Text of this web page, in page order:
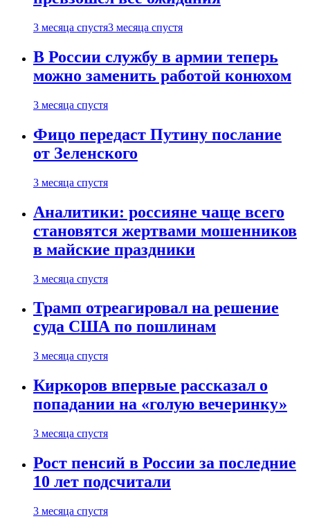
3 месяца спустя3 месяца спустя
В России службу в армии теперь
можно заменить работой конюхом
3 месяца спустя
Фицо передаст Путину послание
от Зеленского
3 месяца спустя
Аналитики: россияне чаще всего
становятся жертвами мошенников
в майские праздники
3 месяца спустя
Трамп отреагировал на решение
суда США по пошлинам
3 месяца спустя
Киркоров впервые рассказал о
попадании на «голую вечеринку»
3 месяца спустя
Рост пенсий в России за последние
10 лет подсчитали
3 месяца спустя